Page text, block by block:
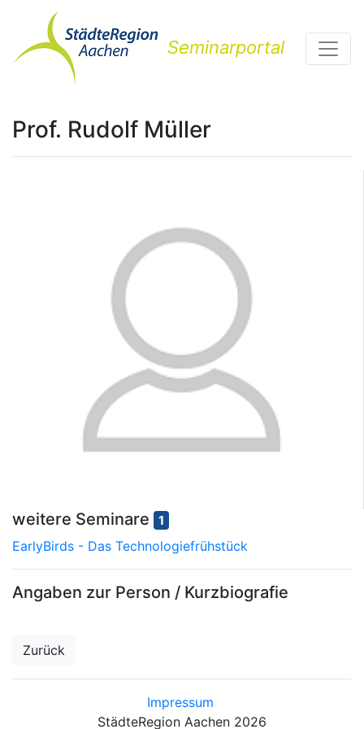
Seminarportal
Prof. Rudolf Müller
weitere Seminare 1
EarlyBirds - Das Technologiefrühstück
Angaben zur Person / Kurzbiografie
Zurück
Impressum
StädteRegion Aachen 2026